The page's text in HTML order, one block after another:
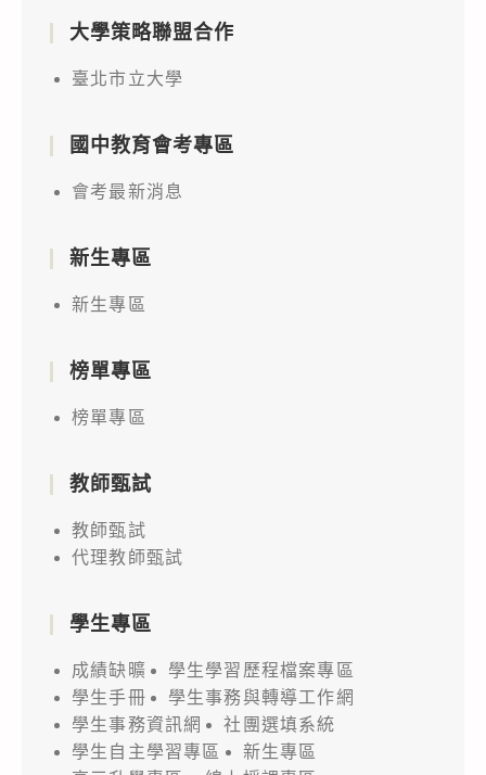
大學策略聯盟合作
臺北市立大學
國中教育會考專區
會考最新消息
新生專區
新生專區
榜單專區
榜單專區
教師甄試
教師甄試
代理教師甄試
學生專區
成績缺曠
學生學習歷程檔案專區
學生手冊
學生事務與轉導工作網
學生事務資訊網
社團選填系統
學生自主學習專區
新生專區